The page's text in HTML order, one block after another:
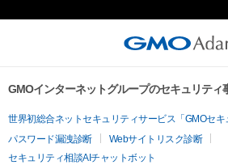
GMOインターネットグループのセキュリティ
世界初総合ネットセキュリティサービス「GMOセキ
パスワード漏洩診断
Webサイトリスク診断
セキュリティ相談AIチャットボット